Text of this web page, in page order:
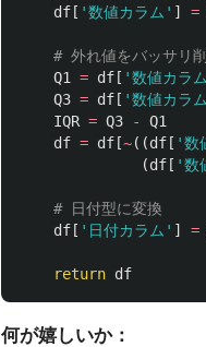
df [ '数値カラム ' ] =
Q1
= df [ '数値カラム
Q3 = df [ '数値カラム
IQR = Q3 -
Q1
df = df [~((df [ '数
(df [ '数
df [ ' 日付カラム ' ] =
return df
何が嬉しいか：